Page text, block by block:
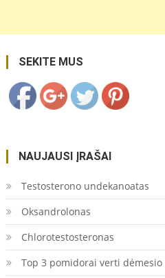
SEKITE MUS
geles/">
NAUJAUSI ĮRAŠAI
Testosterono undekanoatas
Oksandrolonas
Chlorotestosteronas
Top 3 pomidorai verti